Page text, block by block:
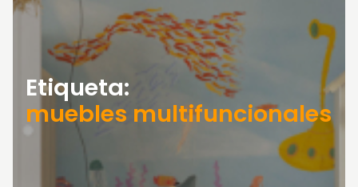
Etiqueta:
muebles multifuncionales